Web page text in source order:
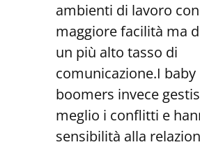
ambienti di lavoro con
maggiore facilità ma
un più alto tasso di
comunicazione.I baby
boomers invece
meglio i conflitti e
sensibilità alla